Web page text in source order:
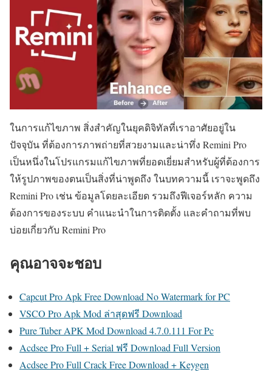
ในการแก้ไขภาพ สิ่งสำคัญในยุคดิจิทัลที่เราอาศัยอยู่ใน
ปัจจุบัน ที่ต้องการภาพถ่ายที่สวยงามและน่าทึ่ง Remini Pro
เป็นหนึ่งในโปรแกรมแก้ไขภาพที่ยอดเยี่ยมสำหรับผู้ที่ต้องการ
ให้รูปภาพของตนเป็นสิ่งที่น่าพูดถึง ในบทความนี้ เราจะพูดถึง
Remini Pro เช่น ข้อมูลโดยละเอียด รวมถึงฟีเจอร์หลัก ความ
ต้องการของระบบ คำแนะนำในการติดตั้ง และคำถามที่พบ
บ่อยเกี่ยวกับ Remini Pro
คุณอาจจะชอบ
Capcut Pro Apk Free Download No Watermark for PC
VSCO Pro Apk Mod ล่าสุดฟรี Download
Pure Tuber APK Mod Download 4.7.0.111 For Pc
Acdsee Pro Full + Serial ฟรี Download Full Version
Acdsee Pro Full Crack Free Download + Keygen